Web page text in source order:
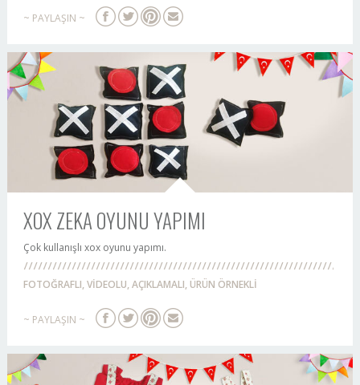
~ PAYLAŞIN ~
XOX ZEKA OYUNU YAPIMI
Çok kullanışlı xox oyunu yapımı.
FOTOĞRAFLI, VİDEOLU, AÇIKLAMALI, ÜRÜN ÖRNEKLİ
~ PAYLAŞIN ~